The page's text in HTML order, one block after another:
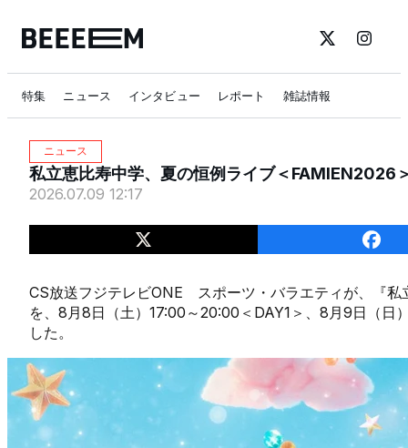
特集 ニュース インタビュー レポート 雑誌情報
ニュース
私立恵比寿中学、夏の恒例ライブ＜FAMIEN2026
2026.07.09 12:17
CS放送フジテレビONE スポーツ・バラエティが、『
を、8月8日（土）17:00～20:00＜DAY1＞、8月9日（日
した。